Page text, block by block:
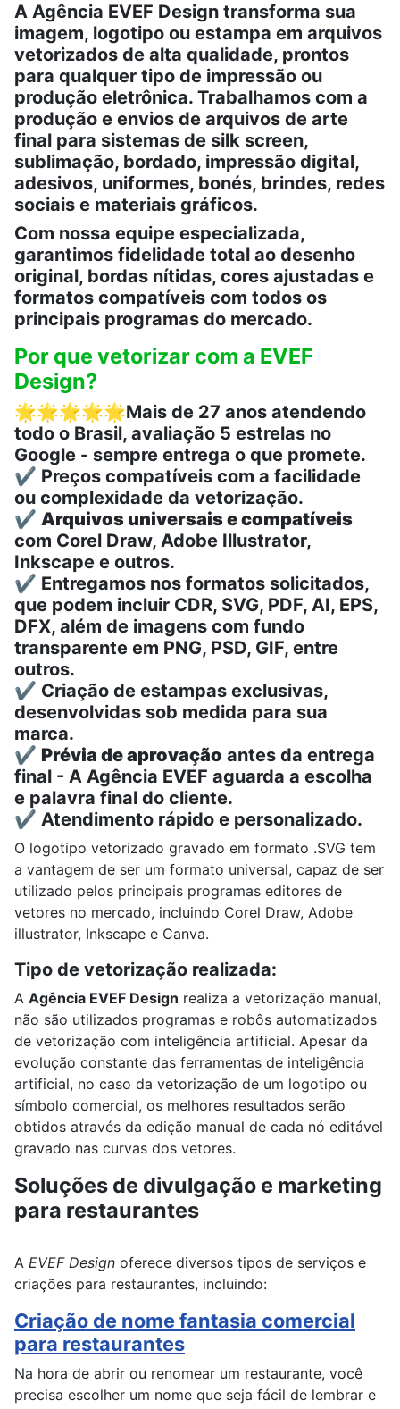
A Agência EVEF Design transforma sua
imagem, logotipo ou estampa em arquivos
vetorizados de alta qualidade, prontos
para qualquer tipo de impressão ou
produção eletrônica. Trabalhamos com a
produção e envios de arquivos de arte
final para sistemas de silk screen,
sublimação, bordado, impressão digital,
adesivos, uniformes, bonés, brindes, redes
sociais e materiais gráficos.
Com nossa equipe especializada,
garantimos fidelidade total ao desenho
original, bordas nítidas, cores ajustadas e
formatos compatíveis com todos os
principais programas do mercado.
Por que vetorizar com a EVEF
Design?
🌟🌟🌟🌟🌟Mais de 27 anos atendendo
todo o Brasil, avaliação 5 estrelas no
Google - sempre entrega o que promete.
✔️ Preços compatíveis com a facilidade
ou complexidade da vetorização.
✔️ Arquivos universais e compatíveis
com Corel Draw, Adobe Illustrator,
Inkscape e outros.
✔️ Entregamos nos formatos solicitados,
que podem incluir CDR, SVG, PDF, AI, EPS,
DFX, além de imagens com fundo
transparente em PNG, PSD, GIF, entre
outros.
✔️ Criação de estampas exclusivas,
desenvolvidas sob medida para sua
marca.
✔️ Prévia de aprovação antes da entrega
final - A Agência EVEF aguarda a escolha
e palavra final do cliente.
✔️ Atendimento rápido e personalizado.
O logotipo vetorizado gravado em formato .SVG tem
a vantagem de ser um formato universal, capaz de ser
utilizado pelos principais programas editores de
vetores no mercado, incluindo Corel Draw, Adobe
illustrator, Inkscape e Canva.
Tipo de vetorização realizada:
A Agência EVEF Design realiza a vetorização manual,
não são utilizados programas e robôs automatizados
de vetorização com inteligência artificial. Apesar da
evolução constante das ferramentas de inteligência
artificial, no caso da vetorização de um logotipo ou
símbolo comercial, os melhores resultados serão
obtidos através da edição manual de cada nó editável
gravado nas curvas dos vetores.
Soluções de divulgação e marketing
para restaurantes
A EVEF Design oferece diversos tipos de serviços e
criações para restaurantes, incluindo:
Criação de nome fantasia comercial
para restaurantes
Na hora de abrir ou renomear um restaurante, você
precisa escolher um nome que seja fácil de lembrar e